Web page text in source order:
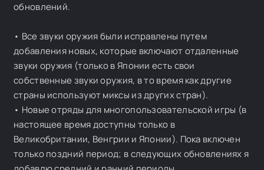
обновлений.
• Все звуки оружия были исправлены путем
добавления новых, которые включают отдаленные
звуки оружия (только в Японии есть свои
собственные звуки оружия, в то время как другие
страны используют миксы из других стран).
• Новые отряды для многопользовательской игры (в
настоящее время доступны только в
Великобритании, Венгрии и Японии). Пока включен
только поздний период; в следующих обновлениях я